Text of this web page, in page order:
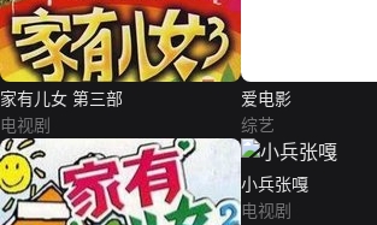
家有儿女 第三部
电视剧
爱电影
综艺
小兵张嘎
电视剧